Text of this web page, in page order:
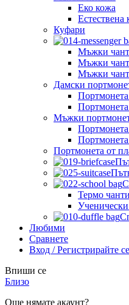
Еко кожа
Естествена
Куфари
Мъжки
Мъжки
Мъжки
Дамски
Портмонета
Портмонета
Мъжки
Портмонета
Портмонета
Портмонета от
Термо
Любими
Сравнете
Вход / Регистрирайте се
Впиши се
Близо
Още нямате акаунт?